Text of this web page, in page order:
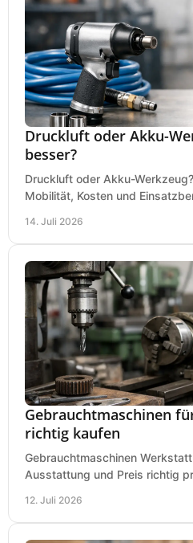
Druckluft oder Akku-
besser?
Druckluft oder Akku-
Mobilität, Kosten und
14. Juli 2026
Gebrauchtmaschinen
richtig kaufen
Gebrauchtmaschinen
Ausstattung und Preis richtig
12. Juli 2026